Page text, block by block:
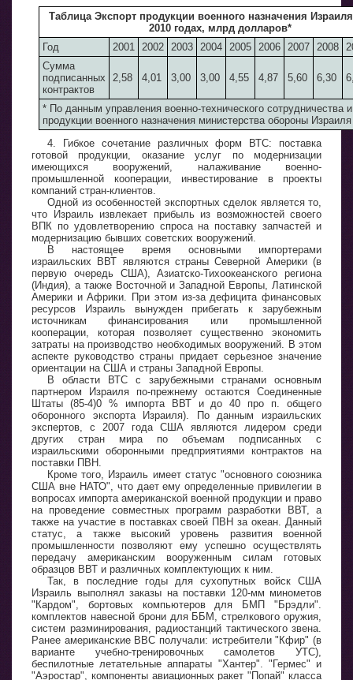
Таблица Экспорт продукции военного назначения
2010 годах, млрд долларов*
Год
2001 2002 2003 2004 2005 2006 2007 2008
Сумма
подписанных
контрактов
2,58 4,01 3,00 3,00 4,55 4,87 5,60 6,30
* По данным управления военно-технического сотрудничества
продукции военного назначения министерства обороны
4. Гибкое сочетание различных форм ВТС: поставка
готовой продукции, оказание услуг по модернизации
имеющихся вооружений, налаживание военно-
промышленной кооперации, инвестирование в проекты
компаний стран-клиентов.
Одной из особенностей экспортных сделок является то,
что Израиль извлекает прибыль из возможностей своего
ВПК по удовлетворению спроса на поставку запчастей и
модернизацию бывших советских вооружений.
В настоящее время основными импортерами
израильских ВВТ являются страны Северной Америки (в
первую очередь США), Азиатско-Тихоокеанского региона
(Индия), а также Восточной и Западной Европы, Латинской
Америки и Африки. При этом из-за дефицита финансовых
ресурсов Израиль вынужден прибегать к зарубежным
источникам финансирования или промышленной
кооперации, которая позволяет существенно экономить
затраты на производство необходимых вооружений. В этом
аспекте руководство страны придает серьезное значение
ориентации на США и страны Западной Европы.
В области ВТС с зарубежными странами основным
партнером Израиля по-прежнему остаются Соединенные
Штаты (85-4)0 % импорта ВВТ и до 40 про п. общего
оборонного экспорта Израиля). По данным израильских
экспертов, с 2007 года США являются лидером среди
других стран мира по объемам подписанных с
израильскими оборонными предприятиями контрактов на
поставки ПВН.
Кроме того, Израиль имеет статус "основного союзника
США вне НАТО", что дает ему определенные привилегии в
вопросах импорта американской военной продукции и право
на проведение совместных программ разработки ВВТ, а
также на участие в поставках своей ПВН за океан. Данный
статус, а также высокий уровень развития военной
промышленности позволяют ему успешно осуществлять
передачу американским вооруженным силам готовых
образцов ВВТ и различных комплектующих к ним.
Так, в последние годы для сухопутных войск США
Израиль выполнял заказы на поставки 120-мм минометов
"Кардом", бортовых компьютеров для БМП "Брэдли".
комплектов навесной брони для ББМ, стрелкового оружия,
систем разминирования, радиостанций тактического звена.
Ранее американские ВВС получали: истребители "Кфир" (в
варианте учебно-тренировочных самолетов УТС),
беспилотные летательные аппараты "Хантер". "Гермес" и
"Аэростар", компоненты авиационных ракет "Попай" класса